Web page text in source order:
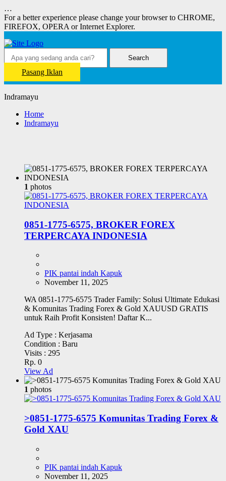
…
For a better experience please change your browser to CHROME,
FIREFOX, OPERA or Internet Explorer.
Search
Pasang Iklan
Indramayu
Home
Indramayu
1 photos
0851-1775-6575, BROKER FOREX
TERPERCAYA INDONESIA
PIK pantai indah Kapuk
November 11, 2025
WA 0851-1775-6575 Trader Family: Solusi Ultimate Edukasi
& Komunitas Trading Forex & Gold XAUUSD GRATIS
untuk Raih Profit Konsisten! Daftar K...
Ad Type : Kerjasama
Condition : Baru
Visits : 295
Rp. 0
View Ad
1 photos
>0851-1775-6575 Komunitas Trading Forex &
Gold XAU
PIK pantai indah Kapuk
November 11, 2025